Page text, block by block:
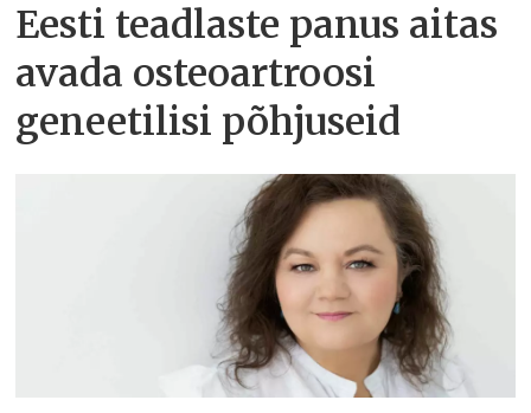
Eesti teadlaste panus aitas
avada osteoartroosi
geneetilisi põhjuseid